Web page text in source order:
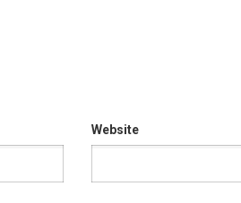
Website